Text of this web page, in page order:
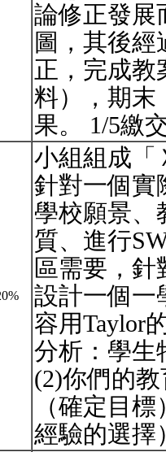
論修正發展
圖，其後
正，完成教
料），期末
果。 1/5繳
小組組成「
針對一個實
學校願景、
質、進行
區需要，
設計一個一
容用Taylor
分析：學生
(2)你們的
（確定目
經驗的選擇